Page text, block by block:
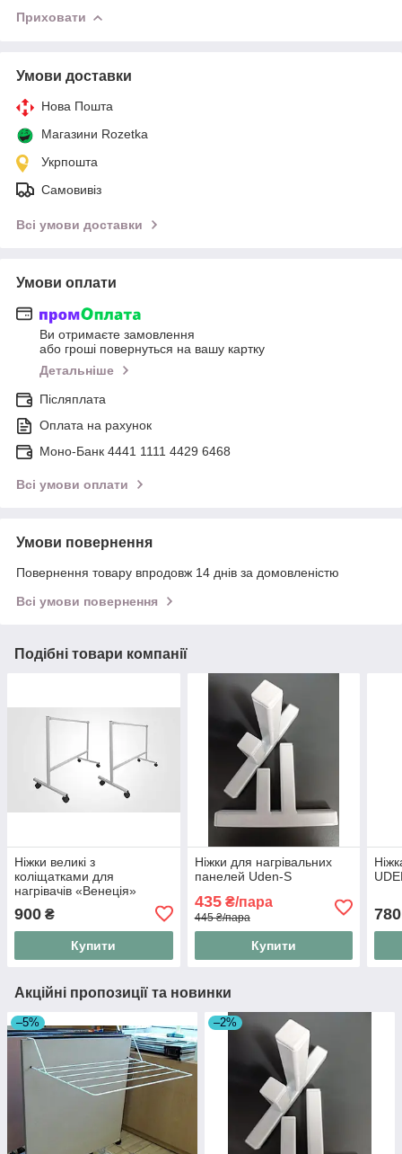
Приховати
Умови доставки
Нова Пошта
Магазини Rozetka
Укрпошта
Самовивіз
Всі умови доставки
Умови оплати
Ви отримаєте замовлення
або гроші повернуться на вашу картку
Детальніше
Післяплата
Оплата на рахунок
Моно-Банк 4441 1111 4429 6468
Всі умови оплати
Умови повернення
Повернення товару впродовж 14 днів за домовленістю
Всі умови повернення
Подібні товари компанії
Ніжки великі з
коліщатками для
нагрівачів «Венеція»
900 ₴
Купити
Ніжки для нагрівальних
панелей Uden-S
435₴/пара
445 ₴/пара
Купити
780
Акційні пропозиції та новинки
–5% –2%